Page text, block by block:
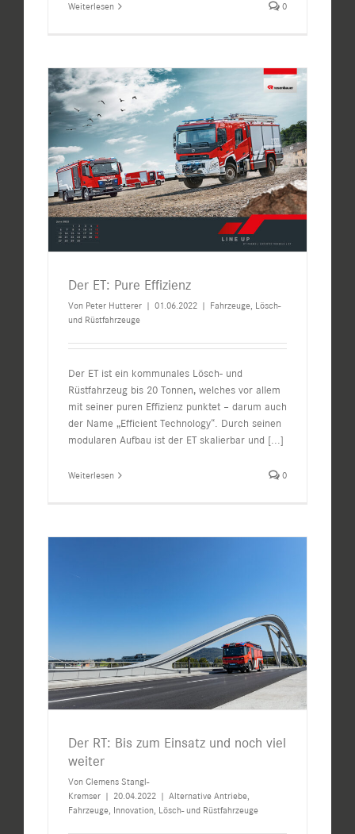
Weiterlesen 0
Der ET: Pure Effizienz
Von Peter Hutterer | 01.06.2022 | Fahrzeuge, Lösch-
und Rüstfahrzeuge
Der ET ist ein kommunales Lösch- und
Rüstfahrzeug bis 20 Tonnen, welches vor allem
mit seiner puren Effizienz punktet – darum auch
der Name „Efficient Technology“. Durch seinen
modularen Aufbau ist der ET skalierbar und [...]
Weiterlesen 0
Der RT: Bis zum Einsatz und noch viel
weiter
Von Clemens Stangl-
Kremser | 20.04.2022 | Alternative Antriebe,
Fahrzeuge, Innovation, Lösch- und Rüstfahrzeuge